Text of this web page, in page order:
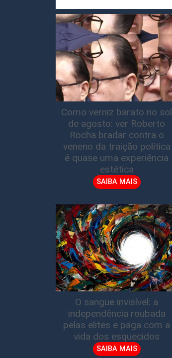
Como verniz barato no sol
de agosto: ver Roberto
Rocha bradar contra o
veneno da traição política
é quase uma experiência
estética
SAIBA MAIS
O sangue invisível: a
independência roubada
pelas elites e paga com a
vida dos esquecidos
SAIBA MAIS